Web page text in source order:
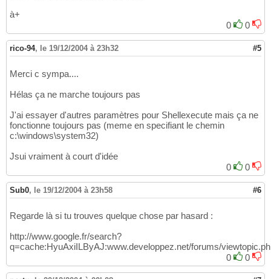
à+
0
0
rico-94, le 19/12/2004 à 23h32 #5
Merci c sympa....
Hélas ça ne marche toujours pas
J'ai essayer d'autres paramètres pour Shellexecute mais ça ne
fonctionne toujours pas (meme en specifiant le chemin
c:\windows\system32)
Jsui vraiment à court d'idée
0
0
Sub0, le 19/12/2004 à 23h58 #6
Regarde là si tu trouves quelque chose par hasard :
http://www.google.fr/search?
q=cache:HyuAxiILByAJ:www.developpez.net/forums/
0
0